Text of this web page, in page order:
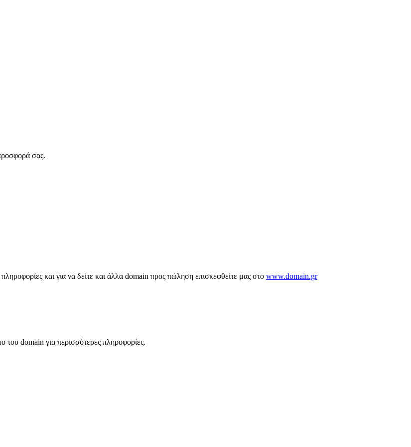
σας.
και για να δείτε και άλλα domain προς πώληση επισκεφθείτε μας στο www.domain.gr
domain για περισσότερες πληροφορίες.